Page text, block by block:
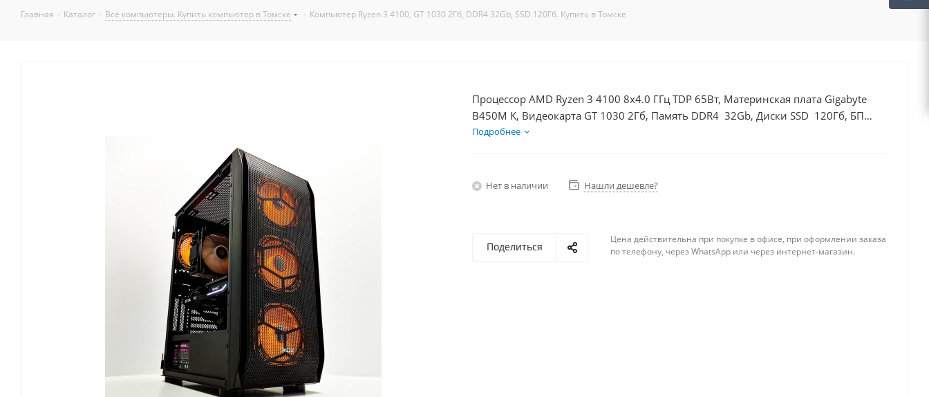
Главная - Каталог - Все компьютеры. Купить компьютер в Томске - Компьютер Ryzen 3 4100, GT 1030 2Гб, DDR4 32Gb, SSD 120Гб. Купить в Томске
Процессор AMD Ryzen 3 4100 8x4.0 ГГц TDP 65Вт, Материнская плата Gigabyte
B450M K, Видеокарта GT 1030 2Гб, Память DDR4 32Gb, Диски SSD 120Гб, БП
350Вт
Подробнее
Нет в наличии Нашли дешевле?
Поделиться
Цена действительна при покупке в офисе, при оформлении заказа
по телефону, через WhatsApp или через интернет-магазин.